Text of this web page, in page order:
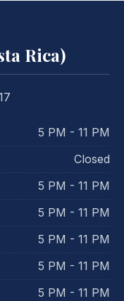
Rica)
5 PM - 11 PM
Closed
5 PM - 11 PM
5 PM - 11 PM
5 PM - 11 PM
5 PM - 11 PM
5 PM - 11 PM